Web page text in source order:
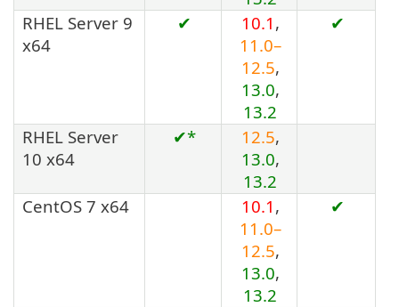
RHEL Server 9
x64
✔ 10.1 ,
11.0–
12.5,
13.0,
13.2
✔
RHEL Server
10 x64
✔* 12.5,
13.0,
13.2
CentOS 7 x64
10.1 ,
11.0–
12.5,
13.0,
13.2
✔